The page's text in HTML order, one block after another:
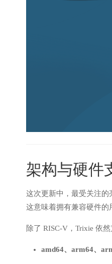
架构与硬件
这次更新中，最受关注的
这意味着拥有兼容硬件的
除了 RISC-V，Trixie 依然
amd64、arm64、